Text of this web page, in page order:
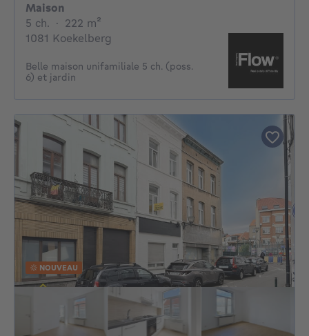
Maison
5 ch. 5 chambres
· 222 m²
1081 Koekelberg
Belle maison unifamiliale 5 ch. (poss.
6) et jardin
NOUVEAU